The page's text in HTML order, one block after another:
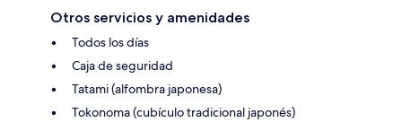
Otros servicios y amenidades
Todos los días
Caja de seguridad
Tatami (alfombra japonesa)
Tokonoma (cubículo tradicional japonés)